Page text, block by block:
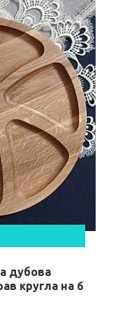
дубова
кругла на 6